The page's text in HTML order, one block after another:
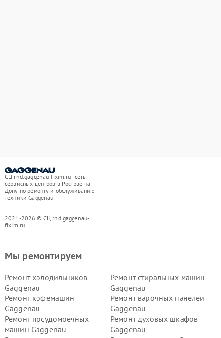
СЦ rnd.gaggenau-fixim.ru - сеть
сервисных центров в Ростове-на-
Дону по ремонту и обслуживанию
техники Gaggenau
2021-2026 © СЦ rnd.gaggenau-
fixim.ru
Мы ремонтируем
Ремонт холодильников
Gaggenau
Ремонт стиральных машин
Gaggenau
Ремонт кофемашин
Gaggenau
Ремонт варочных панелей
Gaggenau
Ремонт посудомоечных
машин Gaggenau
Ремонт духовых шкафов
Gaggenau